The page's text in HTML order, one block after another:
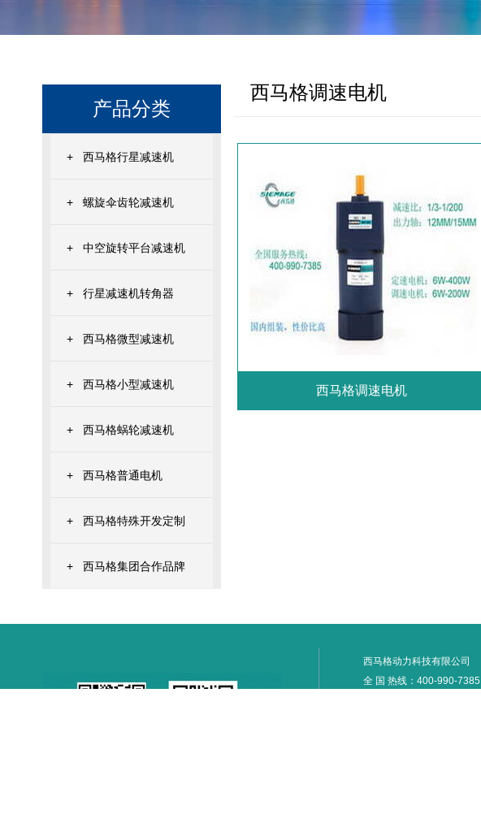
产品分类
+ 西马格行星减速机
+ 螺旋伞齿轮减速机
+ 中空旋转平台减速机
+ 行星减速机转角器
+ 西马格微型减速机
+ 西马格小型减速机
+ 西马格蜗轮减速机
+ 西马格普通电机
+ 西马格特殊开发定制
+ 西马格集团合作品牌
西马格调速电机
西马格调速电机
西马格动力科技有限公司
全 国 热线：400-990-7385